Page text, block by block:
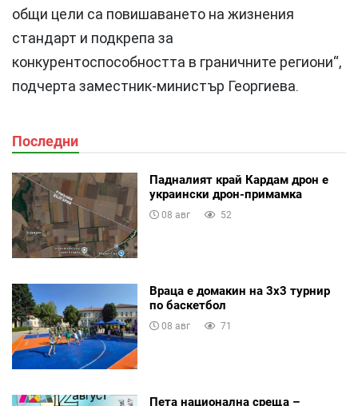
общи цели са повишаването на жизнения
стандарт и подкрепа за
конкурентоспособността в граничните региони“,
подчерта заместник-министър Георгиева.
Последни
Падналият край Кардам дрон е
украински дрон-примамка
08 авг 52
Враца е домакин на 3х3 турнир
по баскетбол
08 авг 71
Пета национална среща –